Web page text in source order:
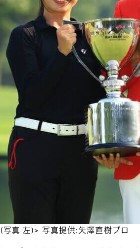
真 左)> 写真提供:矢澤直樹プロ